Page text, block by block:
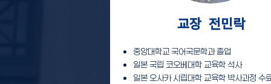
교장 전민락
중앙대학교 국어국문학과 졸업
일본 국립 코오베대학 교육학 석사
일본 오사카 시립대학 교육학 박사과정 수